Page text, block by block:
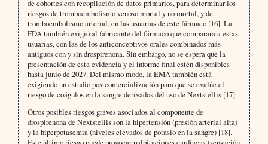
de cohortes con recopilación de datos primarios, para determinar los
riesgos de tromboembolismo venoso mortal y no mortal, y de
tromboembolismo arterial, en las usuarias de este fármaco [16]. La
FDA también exigió al fabricante del fármaco que comparara a estas
usuarias, con las de los anticonceptivos orales combinados más
antiguos con y sin drospirenona. Sin embargo, no se espera que la
presentación de esta evidencia y el informe final estén disponibles
hasta junio de 2027. Del mismo modo, la EMA también está
exigiendo un estudio postcomercialización para que se evalúe el
riesgo de coágulos en la sangre derivados del uso de Nextstellis [17].
Otros posibles riesgos graves asociados al componente de
drospirenona de Nextstellis son la hipertensión (presión arterial alta)
y la hiperpotasemia (niveles elevados de potasio en la sangre) [18].